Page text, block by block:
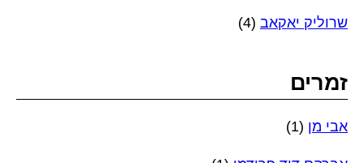
שרוליק יאקאב (4)
זמרים
אבי מן (1)